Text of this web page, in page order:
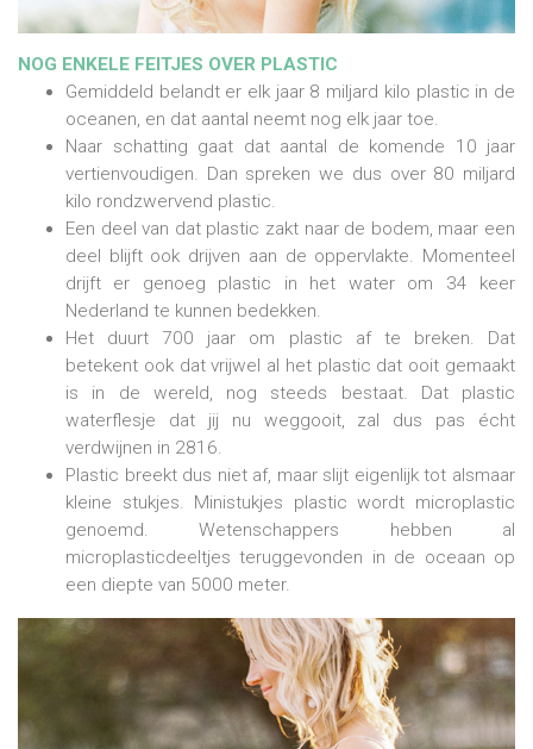
NOG ENKELE FEITJES OVER PLASTIC
Gemiddeld belandt er elk jaar 8 miljard kilo plastic in de
oceanen, en dat aantal neemt nog elk jaar toe.
Naar schatting gaat dat aantal de komende 10 jaar
vertienvoudigen. Dan spreken we dus over 80 miljard
kilo rondzwervend plastic.
Een deel van dat plastic zakt naar de bodem, maar een
deel blijft ook drijven aan de oppervlakte. Momenteel
drijft er genoeg plastic in het water om 34 keer
Nederland te kunnen bedekken.
Het duurt 700 jaar om plastic af te breken. Dat
betekent ook dat vrijwel al het plastic dat ooit gemaakt
is in de wereld, nog steeds bestaat. Dat plastic
waterflesje dat jij nu weggooit, zal dus pas écht
verdwijnen in 2816.
Plastic breekt dus niet af, maar slijt eigenlijk tot alsmaar
kleine stukjes. Ministukjes plastic wordt microplastic
genoemd. Wetenschappers hebben al
microplasticdeeltjes teruggevonden in de oceaan op
een diepte van 5000 meter.